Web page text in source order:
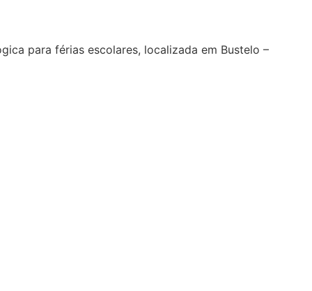
para férias escolares, localizada em Bustelo –